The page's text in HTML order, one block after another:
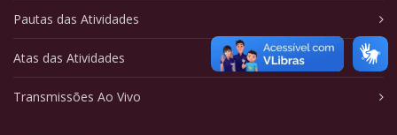
Pautas das Atividades
Atas das Atividades
Transmissões Ao Vivo